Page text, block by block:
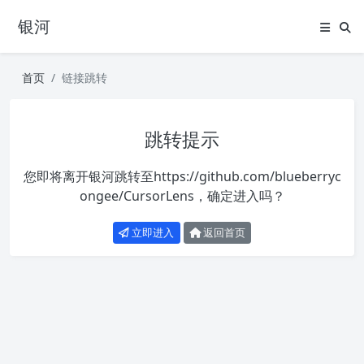
银河
首页 链接跳转
跳转提示
您即将离开银河跳转至https://github.com/blueberryc
ongee/CursorLens ，确定进入吗？
立即进入 返回首页